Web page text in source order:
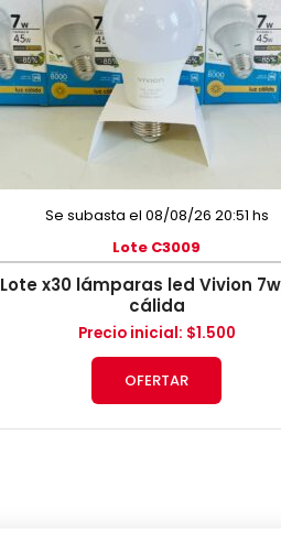
Se subasta el 08/08/26 20:51 hs
Lote C3009
Lote x30 lámparas led Vivion
cálida
Precio inicial: $1.500
OFERTAR